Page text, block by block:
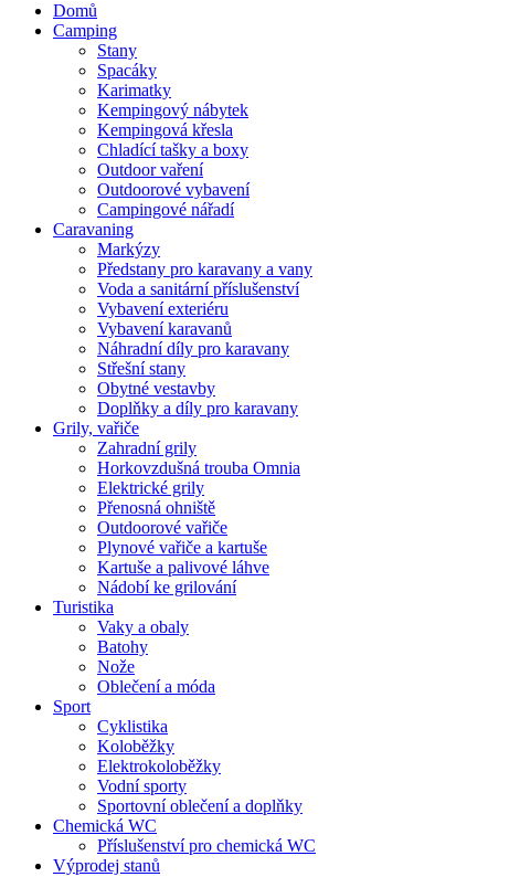
Domů
Camping
Stany
Spacáky
Karimatky
Kempingový nábytek
Kempingová křesla
Chladící tašky a boxy
Outdoor vaření
Outdoorové vybavení
Campingové nářadí
Caravaning
Markýzy
Předstany pro karavany a vany
Voda a sanitární příslušenství
Vybavení exteriéru
Vybavení karavanů
Náhradní díly pro karavany
Střešní stany
Obytné vestavby
Doplňky a díly pro karavany
Grily, vařiče
Zahradní grily
Horkovzdušná trouba Omnia
Elektrické grily
Přenosná ohniště
Outdoorové vařiče
Plynové vařiče a kartuše
Kartuše a palivové láhve
Nádobí ke grilování
Turistika
Vaky a obaly
Batohy
Nože
Oblečení a móda
Sport
Cyklistika
Koloběžky
Elektrokoloběžky
Vodní sporty
Sportovní oblečení a doplňky
Chemická WC
Příslušenství pro chemická WC
Výprodej stanů